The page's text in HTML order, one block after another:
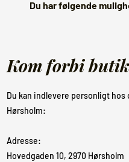
Du har følgende
Kom forbi
Du kan indlevere personligt hos
Hørsholm:
Adresse:
Hovedgaden 10, 2970 Hørsholm